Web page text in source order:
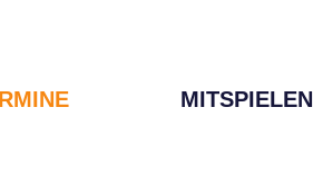
MITSPIELEN